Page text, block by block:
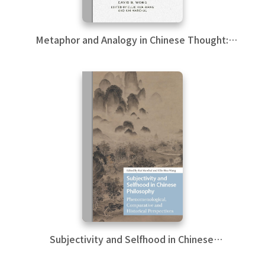
Metaphor and Analogy in Chinese Thought:
Society
Subjectivity and Selfhood in Chinese